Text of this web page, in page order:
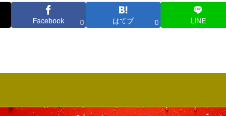
Facebook 0 はてブ 0 LINE